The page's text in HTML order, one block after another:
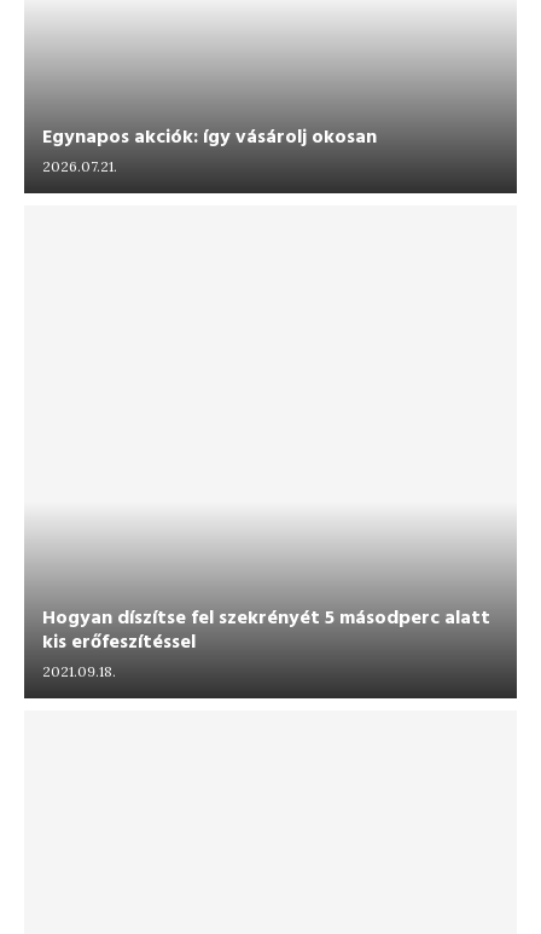
Egynapos akciók: így vásárolj okosan
2026.07.21.
Hogyan díszítse fel szekrényét 5 másodperc alatt
kis erőfeszítéssel
2021.09.18.